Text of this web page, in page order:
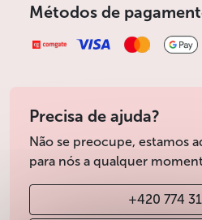
Métodos de
Precisa de ajuda?
Não se preocupe, estamos
para nós a qualquer
+420 774